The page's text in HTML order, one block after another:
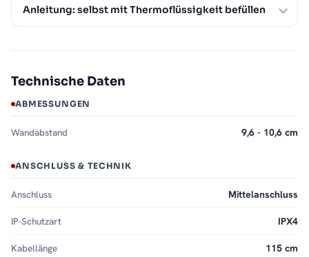
Anleitung: selbst mit Thermoflüssigkeit befüllen
Technische Daten
ABMESSUNGEN
Wandabstand 9,6 - 10,6 cm
ANSCHLUSS & TECHNIK
Anschluss Mittelanschluss
IP-Schutzart IPX4
Kabellänge 115 cm